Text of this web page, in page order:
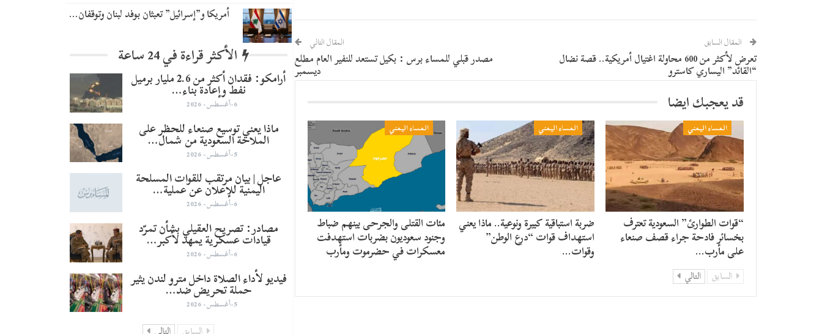
المقال السابق
تعرض لأكثر من 600 محاولة اغتيال أمريكية.. قصة نضال
“القائد” اليساري كاسترو
المقال التالي
مصدر قبلي للمساء برس : بكيل تستعد للنفير العام مطلع
ديسمبر
قد يعجبك ايضا
المساء اليمني
“قوات الطوارئ” السعودية تعترف
بخسائر فادحة جراء قصف صنعاء
على مأرب…
المساء اليمني
ضربة استباقية كبيرة ونوعية.. ماذا يعني
استهداف قوات “درع الوطن”
وقوات…
المساء اليمني
مئات القتلى والجرحى بينهم ضباط
وجنود سعوديون بضربات استهدفت
معسكرات في حضرموت ومأرب
السابق التالي
أمريكا و”إسرائيل” تعبثان بوفد لبنان وتوقفان…
الأكثر قراءة في 24 ساعة
أرامكو: فقدان أكثر من 2.6 مليار برميل
نفط وإعادة بناء…
6-أغسطس- 2026
ماذا يعني توسيع صنعاء للحظر على
الملاحة السعودية من شمال…
5-أغسطس- 2026
عاجل | بيان مرتقب للقوات المسلحة
اليمنية للإعلان عن عملية…
6-أغسطس- 2026
مصادر: تصريح العقيلي بشأن تمرّد
قيادات عسكرية يمهد لأكبر…
6-أغسطس- 2026
فيديو لأداء الصلاة داخل مترو لندن يثير
حملة تحريض ضد…
5-أغسطس- 2026